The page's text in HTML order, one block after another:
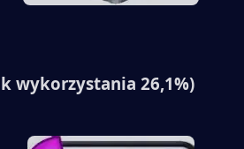
wykorzystania 26,1%)